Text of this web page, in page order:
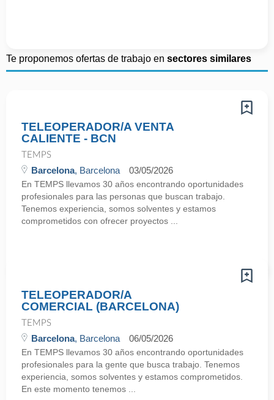
Te proponemos ofertas de trabajo en sectores similares
TELEOPERADOR/A VENTA
CALIENTE - BCN
TEMPS
Barcelona, Barcelona 03/05/2026
En TEMPS llevamos 30 años encontrando oportunidades
profesionales para las personas que buscan trabajo.
Tenemos experiencia, somos solventes y estamos
comprometidos con ofrecer proyectos ...
TELEOPERADOR/A
COMERCIAL (BARCELONA)
TEMPS
Barcelona, Barcelona 06/05/2026
En TEMPS llevamos 30 años encontrando oportunidades
profesionales para la gente que busca trabajo. Tenemos
experiencia, somos solventes y estamos comprometidos.
En este momento tenemos ...